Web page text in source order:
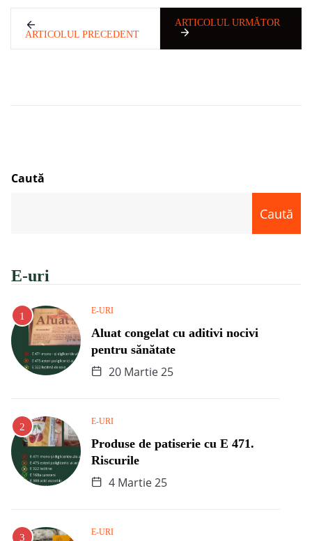
ARTICOLUL PRECEDENT
ARTICOLUL URMĂTOR
Caută
Caută
E-uri
E-URI
Aluat congelat cu aditivi nocivi
pentru sănătate
20 Martie 25
E-URI
Produse de patiserie cu E 471.
Riscurile
4 Martie 25
E-URI